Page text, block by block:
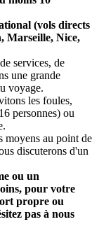
(vols directs
Marseille, Nice,
services, de
une grande
voyage.
les foules,
personnes) ou
moyens au point de
discuterons d'un
ou un
pour votre
propre ou
pas à nous